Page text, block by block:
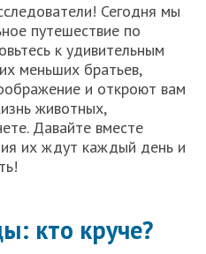
Сегодня мы
путешествие по
к удивительным
меньших братьев,
и откроют вам
животных,
Давайте вместе
их ждут каждый день и
кто круче?